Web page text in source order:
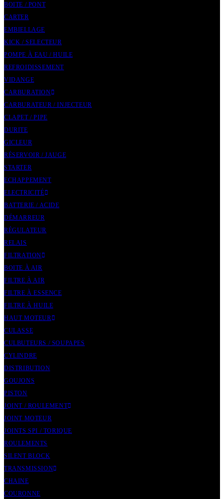
BOITE / PONT
CARTER
EMBIELLAGE
KICK / SELECTEUR
POMPE À EAU / HUILE
REFROIDISSEMENT
VIDANGE
CARBURATION
CARBURATEUR / INJECTEUR
CLAPET / PIPE
DURITE
GICLEUR
RÉSERVOIR / JAUGE
STARTER
ECHAPPEMENT
ELECTRICITÉ
BATTERIE / ACIDE
DÉMARREUR
RÉGULATEUR
RELAIS
FILTRATION
BOITE À AIR
FILTRE À AIR
FILTRE À ESSENCE
FILTRE À HUILE
HAUT MOTEUR
CULASSE
CULBUTEURS / SOUPAPES
CYLINDRE
DISTRIBUTION
GOUJONS
PISTON
JOINT / ROULEMENT
JOINT MOTEUR
JOINTS SPI / TORIQUE
ROULEMENTS
SILENT BLOCK
TRANSMISSION
CHAINE
COURONNE